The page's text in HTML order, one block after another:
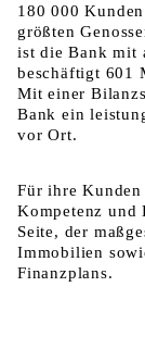
180 000
größten
ist die Bank mit
beschäftigt 601
Mit einer
Bank ein
vor Ort.
Für ihre
Kompetenz und
Seite, der
Immobilien
Finanzplans.